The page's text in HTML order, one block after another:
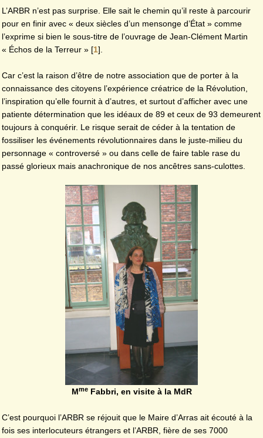
L’ARBR n’est pas surprise. Elle sait le chemin qu’il reste à parcourir
pour en finir avec « deux siècles d’un mensonge d’État » comme
l’exprime si bien le sous-titre de l’ouvrage de Jean-Clément Martin
« Échos de la Terreur » [1].
Car c’est la raison d’être de notre association que de porter à la
connaissance des citoyens l’expérience créatrice de la Révolution,
l’inspiration qu’elle fournit à d’autres, et surtout d’afficher avec une
patiente détermination que les idéaux de 89 et ceux de 93 demeurent
toujours à conquérir. Le risque serait de céder à la tentation de
fossiliser les événements révolutionnaires dans le juste-milieu du
personnage « controversé » ou dans celle de faire table rase du
passé glorieux mais anachronique de nos ancêtres sans-culottes.
MmeFabbri, en visite à la MdR
C’est pourquoi l’ARBR se réjouit que le Maire d’Arras ait écouté à la
fois ses interlocuteurs étrangers et l’ARBR, fière de ses 7000